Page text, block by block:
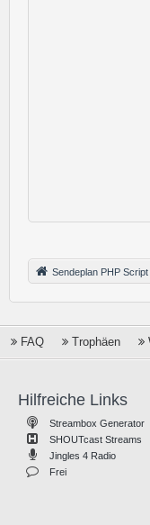
Sendeplan PHP
FAQ Trophäen
Hilfreiche Links
Streambox Generator
SHOUTcast Streams
Jingles 4 Radio
Frei